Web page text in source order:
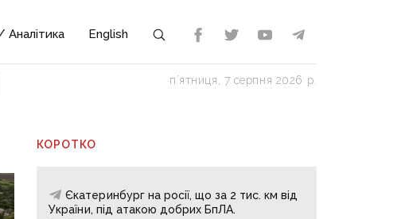
Аналітика English
пʼятниця, 7 серпня 2026 р.
КОРОТКО
Єкатеринбург на росії, що за 2 тис. км від
України, під атакою добрих БпЛА.